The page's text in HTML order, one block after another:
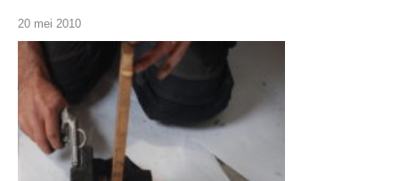
20 mei 2010